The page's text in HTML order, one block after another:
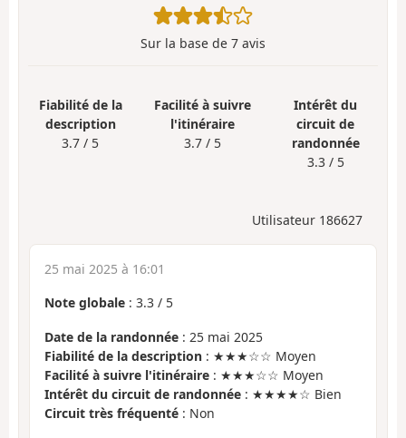
Sur la base de 7 avis
Fiabilité de la
description
3.7 / 5
Facilité à suivre
l'itinéraire
3.7 / 5
Intérêt du
circuit de
randonnée
3.3 / 5
Utilisateur 186627
25 mai 2025 à 16:01
Note globale : 3.3 / 5
Date de la randonnée : 25 mai 2025
Fiabilité de la description : ★★★☆☆ Moyen
Facilité à suivre l'itinéraire : ★★★☆☆ Moyen
Intérêt du circuit de randonnée : ★★★★☆ Bien
Circuit très fréquenté : Non